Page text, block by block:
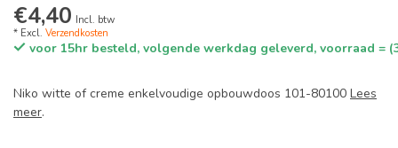
€4,40 Incl. btw
* Excl. Verzendkosten
voor 15hr besteld, volgende werkdag geleverd, voorraad =
Niko witte of creme enkelvoudige opbouwdoos 101-80100 Lees
meer.